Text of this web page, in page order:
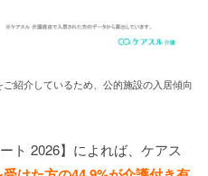
紹介しているため、公的施設の入居傾向
ト 2026】によれば、ケアス